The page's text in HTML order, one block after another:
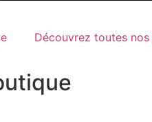
Découvrez toutes